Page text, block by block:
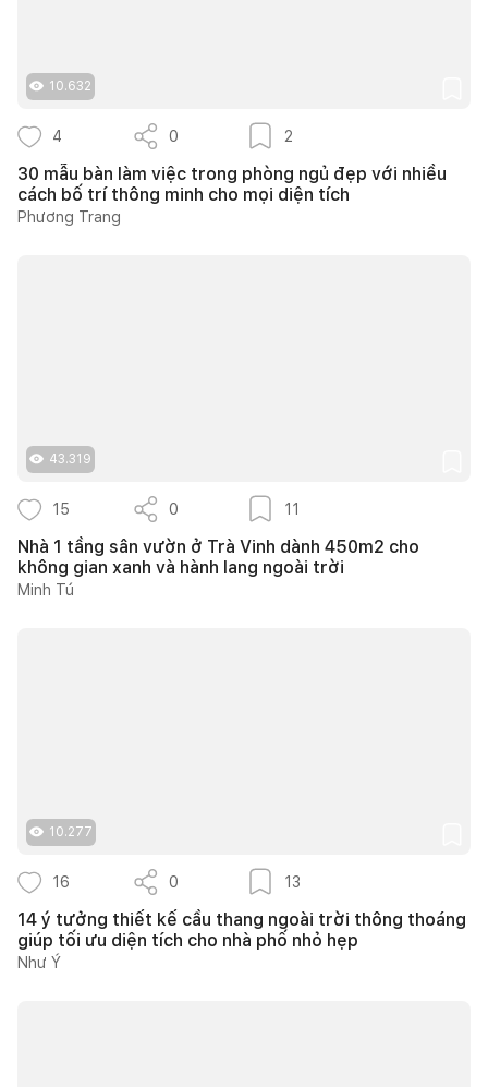
10.632
4 0 2
30 mẫu bàn làm việc trong phòng ngủ đẹp với nhiều
cách bố trí thông minh cho mọi diện tích
Phương Trang
43.319
15 0 11
Nhà 1 tầng sân vườn ở Trà Vinh dành 450m2 cho
không gian xanh và hành lang ngoài trời
Minh Tú
10.277
16 0 13
14 ý tưởng thiết kế cầu thang ngoài trời thông thoáng
giúp tối ưu diện tích cho nhà phố nhỏ hẹp
Như Ý